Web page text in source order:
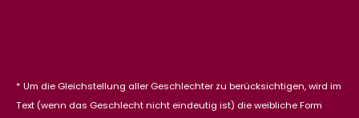
* Um die Gleichstellung aller Geschlechter zu berücksichtigen, wird im
Text (wenn das Geschlecht nicht eindeutig ist) die weibliche Form